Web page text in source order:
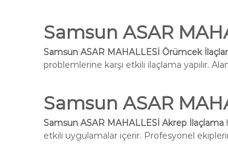
Samsun ASAR
Samsun ASAR MAHALLESİ Örümcek
problemlerine karşı etkili ilaçlama yapılır.
Samsun ASAR
Samsun ASAR MAHALLESİ Akrep İlaçlama
etkili uygulamalar içerir. Profesyonel